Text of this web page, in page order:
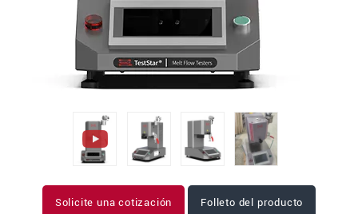
Solicite una cotización Folleto del producto